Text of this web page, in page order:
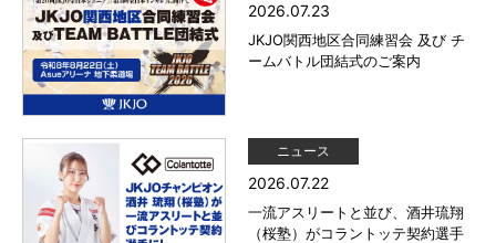
2026.07.23
JKJO関西地区合同練習会 及び チ
ームバトル団結式のご案内
ニュース
2026.07.22
一流アスリートと並び、酒井琉翔
（桜塾）がコラントッテ契約選手